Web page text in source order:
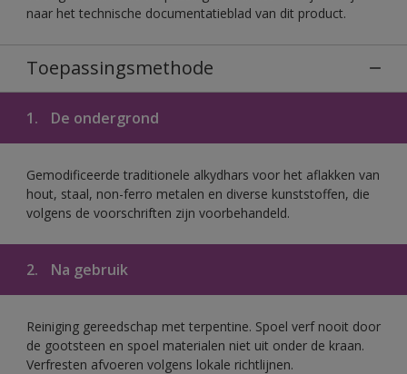
naar het technische documentatieblad van dit product.
Toepassingsmethode
1. De ondergrond
Gemodificeerde traditionele alkydhars voor het aflakken van
hout, staal, non-ferro metalen en diverse kunststoffen, die
volgens de voorschriften zijn voorbehandeld.
2. Na gebruik
Reiniging gereedschap met terpentine. Spoel verf nooit door
de gootsteen en spoel materialen niet uit onder de kraan.
Verfresten afvoeren volgens lokale richtlijnen.